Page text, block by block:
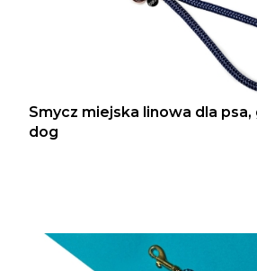
Smycz miejska linowa dla psa,
dog